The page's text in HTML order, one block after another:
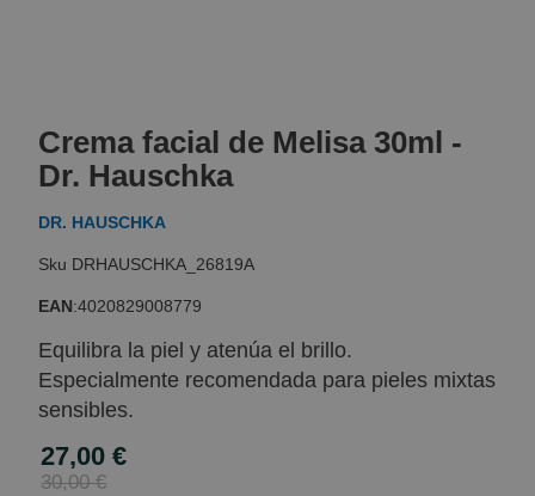
the
beginning
of
the
gallery
Crema facial de Melisa 30ml -
Dr. Hauschka
DR. HAUSCHKA
DRHAUSCHKA_26819A
EAN:4020829008779
Equilibra la piel y atenúa el brillo.
Especialmente recomendada para pieles mixtas
sensibles.
Special
Price
27,00 €
30,00 €